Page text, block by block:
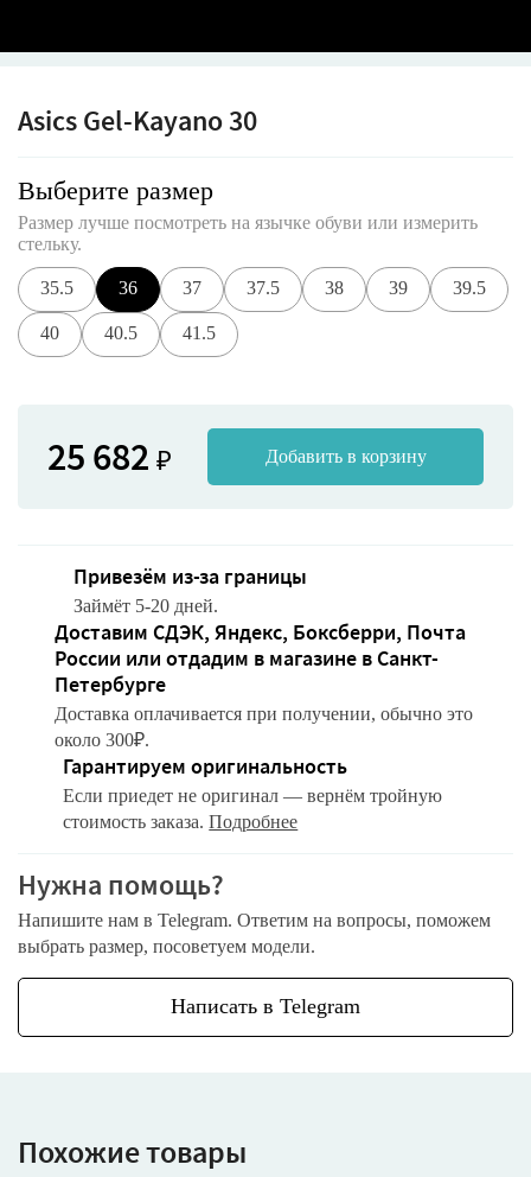
Asics Gel-Kayano 30
Выберите размер
Размер лучше посмотреть на язычке обуви или измерить
стельку.
35.5 36 37 37.5 38 39 39.5
40 40.5 41.5
25 682 ₽ Добавить в корзину
Привезём из-за границы
Займёт 5-20 дней.
Доставим СДЭК, Яндекс, Боксберри, Почта
России или отдадим в магазине в Санкт-
Петербурге
Доставка оплачивается при получении, обычно это
около 300₽.
Гарантируем оригинальность
Если приедет не оригинал — вернём тройную
стоимость заказа.Подробнее
Нужна помощь?
Напишите нам в Telegram. Ответим на вопросы, поможем
выбрать размер, посоветуем модели.
Написать в Telegram
Похожие товары